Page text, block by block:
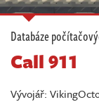
Soutěže
Databáze
Komunita
Databáze
Call 911
Vývojář: